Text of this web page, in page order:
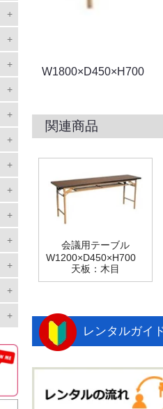
W1800×D450×H700
関連商品
会議用テーブル
W1200×D450×H700
天板：木目
レンタルガイ